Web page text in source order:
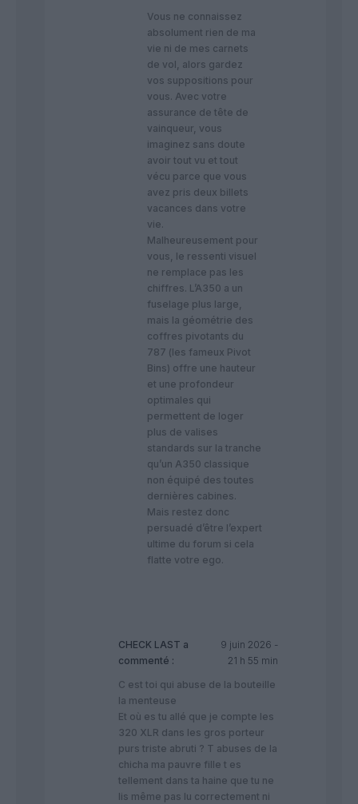
Vous ne connaissez
absolument rien de ma
vie ni de mes carnets
de vol, alors gardez
vos suppositions pour
vous. Avec votre
assurance de tête de
vainqueur, vous
imaginez sans doute
avoir tout vu et tout
vécu parce que vous
avez pris deux billets
vacances dans votre
vie.
​Malheureusement pour
vous, le ressenti visuel
ne remplace pas les
chiffres. L’A350 a un
fuselage plus large,
mais la géométrie des
coffres pivotants du
787 (les fameux Pivot
Bins) offre une hauteur
et une profondeur
optimales qui
permettent de loger
plus de valises
standards sur la tranche
qu’un A350 classique
non équipé des toutes
dernières cabines.
​Mais restez donc
persuadé d’être l’expert
ultime du forum si cela
flatte votre ego.
CHECK LAST a
commenté :
9 juin 2026 -
21 h 55 min
C est toi qui abuse de la bouteille
la menteuse
Et où es tu allé que je compte les
320 XLR dans les gros porteur
purs triste abruti ? T abuses de la
chicha ma pauvre fille t es
tellement dans ta haine que tu ne
lis même pas lu correctement ni